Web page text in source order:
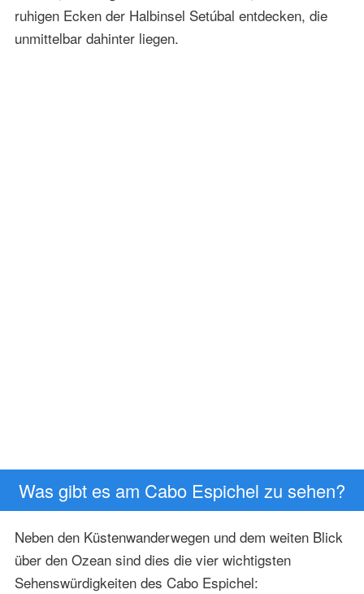
ruhigen Ecken der Halbinsel Setúbal entdecken, die
unmittelbar dahinter liegen.
Was gibt es am Cabo Espichel zu sehen?
Neben den Küstenwanderwegen und dem weiten Blick
über den Ozean sind dies die vier wichtigsten
Sehenswürdigkeiten des Cabo Espichel: